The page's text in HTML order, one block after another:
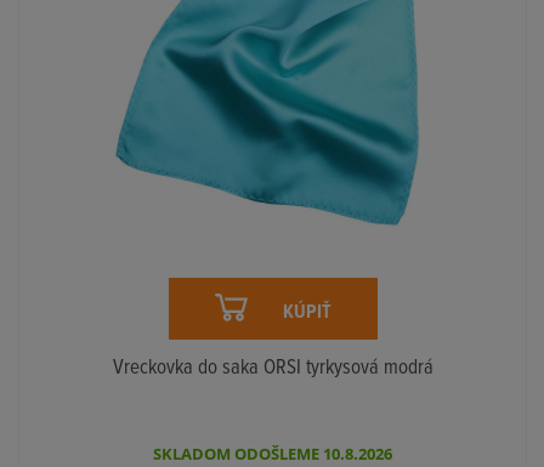
KÚPIŤ
Vreckovka do saka ORSI tyrkysová modrá
SKLADOM ODOŠLEME 10.8.2026